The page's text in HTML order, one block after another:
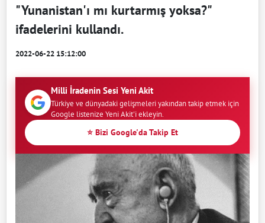
"Yunanistan'ı mı kurtarmış yoksa?"
ifadelerini kullandı.
2022-06-22 15:12:00
Milli İradenin Sesi Yeni Akit
Türkiye ve dünyadaki gelişmeleri yakından takip etmek için
Google listenize Yeni Akit'i ekleyin.
⭐ Bizi Google'da Takip Et